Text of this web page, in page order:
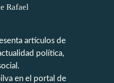
artículos de
política,
en el portal de